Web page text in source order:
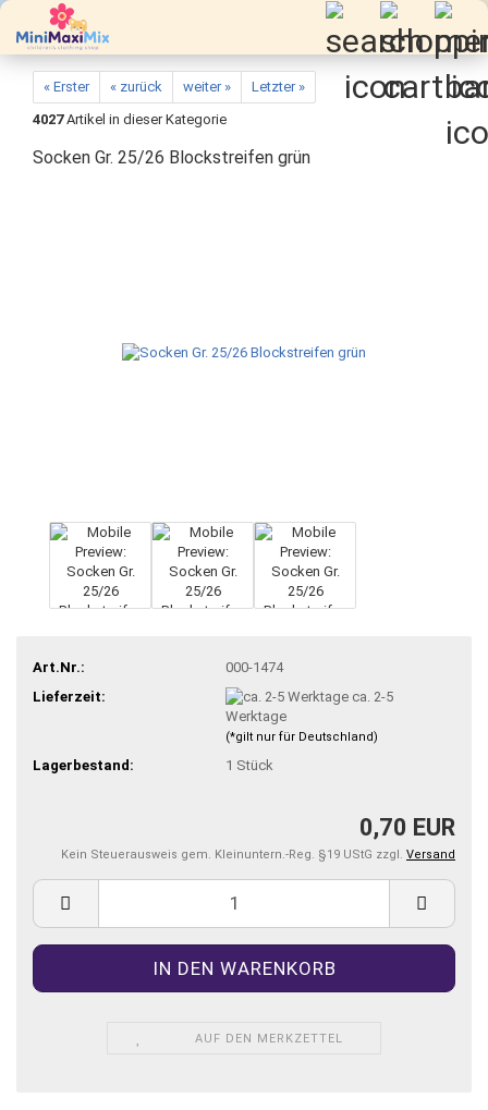
« Erster « zurück weiter »
Letzter »
4027Artikel in dieser Kategorie
Socken Gr. 25/26 Blockstreifen grün
Art.Nr.:
000-1474
Lieferzeit:
ca. 2-5
Werktage
(*gilt nur für Deutschland)
Lagerbestand: 1 Stück
0,70 EUR
Kein Steuerausweis gem. Kleinuntern.-Reg. §19 UStG zzgl. Versand
AUF DEN MERKZETTEL